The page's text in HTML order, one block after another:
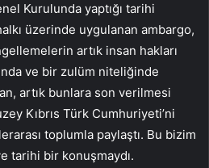
Kurulunda yaptığı tarihi
üzerinde uygulanan ambargo,
artık insan hakları
ve bir zulüm niteliğinde
artık bunlara son verilmesi
Kıbrıs Türk Cumhuriyeti’ni
toplumla paylaştı. Bu bizim
tarihi bir konuşmaydı.